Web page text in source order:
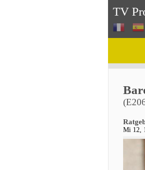
TV
Mi 12,